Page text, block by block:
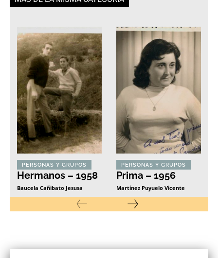
PERSONAS Y GRUPOS
Hermanos – 1958
Baucela Cañibato Jesusa
PERSONAS Y GRUPOS
Prima – 1956
Martínez Puyuelo Vicente